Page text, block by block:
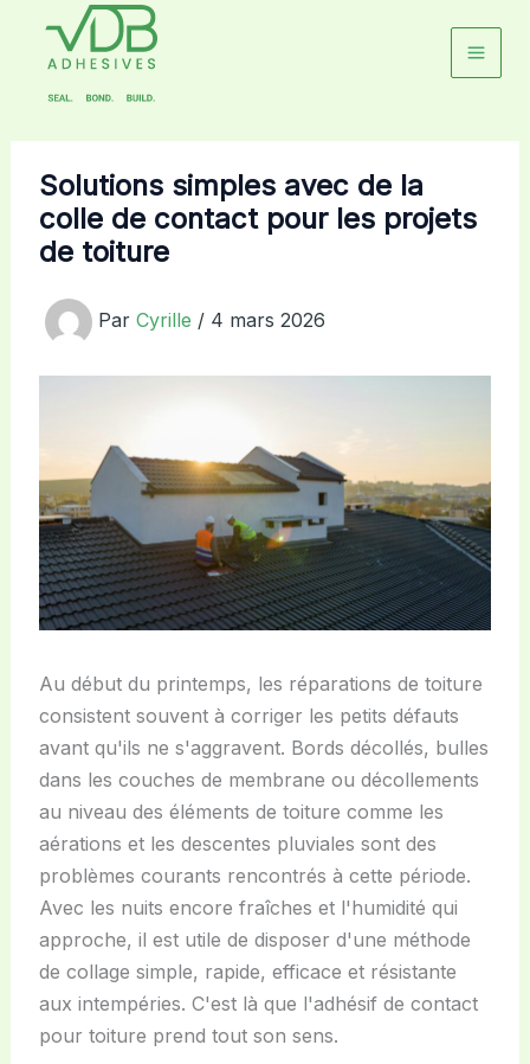
Solutions simples avec de la
colle de contact pour les projets
de toiture
Par Cyrille / 4 mars 2026
Au début du printemps, les réparations de toiture
consistent souvent à corriger les petits défauts
avant qu'ils ne s'aggravent. Bords décollés, bulles
dans les couches de membrane ou décollements
au niveau des éléments de toiture comme les
aérations et les descentes pluviales sont des
problèmes courants rencontrés à cette période.
Avec les nuits encore fraîches et l'humidité qui
approche, il est utile de disposer d'une méthode
de collage simple, rapide, efficace et résistante
aux intempéries. C'est là que l'adhésif de contact
pour toiture prend tout son sens.